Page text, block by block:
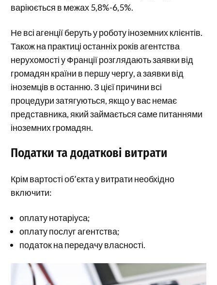
варіюється в межах 5,8%-6,5%.
Не всі агенції беруть у роботу іноземних клієнтів.
Також на практиці останніх років агентства
нерухомості у Франції розглядають заявки від
громадян країни в першу чергу, а заявки від
іноземців в останню. З цієї причини всі
процедури затягуються, якщо у вас немає
представника, який займається саме питаннями
іноземних громадян.
Податки та додаткові витрати
Крім вартості об’єкта у витрати необхідно
включити:
оплату нотаріуса;
оплату послуг агентства;
податок на передачу власності.